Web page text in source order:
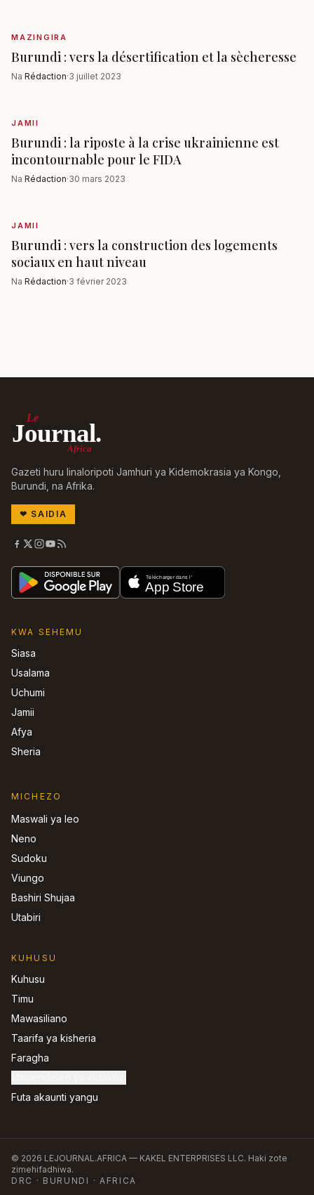
MAZINGIRA
Burundi : vers la désertification et la sècheresse
Na Rédaction·3 juillet 2023
JAMII
Burundi : la riposte à la crise ukrainienne est
incontournable pour le FIDA
Na Rédaction·30 mars 2023
JAMII
Burundi : vers la construction des logements
sociaux en haut niveau
Na Rédaction·3 février 2023
Le
Journal.
Africa
Gazeti huru linaloripoti Jamhuri ya Kidemokrasia ya Kongo,
Burundi, na Afrika.
❤ SAIDIA
KWA SEHEMU
Siasa
Usalama
Uchumi
Jamii
Afya
Sheria
MICHEZO
Maswali ya leo
Neno
Sudoku
Viungo
Bashiri Shujaa
Utabiri
KUHUSU
Kuhusu
Timu
Mawasiliano
Taarifa ya kisheria
Faragha
Futa akaunti yangu
© 2026 LEJOURNAL.AFRICA — KAKEL ENTERPRISES LLC. Haki zote
zimehifadhiwa.
DRC · BURUNDI · AFRICA